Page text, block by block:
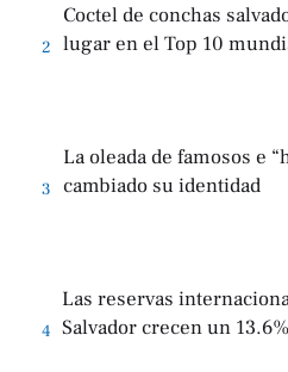
2
Coctel de conchas
lugar en el Top 10
3
La oleada de famosos e
cambiado su identidad
4
Las reservas
Salvador crecen un 13.6%